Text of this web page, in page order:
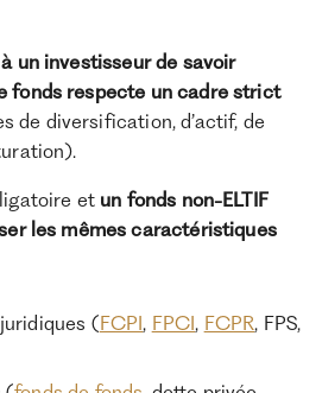
un investisseur de savoir
fonds respecte un cadre strict
de diversification, d’actif, de
et un fonds non-ELTIF
les mêmes caractéristiques
(FCPI, FPCI, FCPR, FPS,